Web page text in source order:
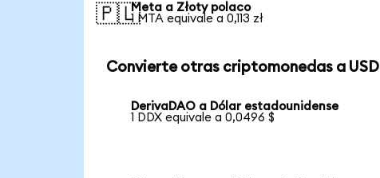
🇵🇱Meta a Złoty polaco
1 MTA equivale a 0,113 zł
Convierte otras criptomonedas a USD
DerivaDAO a Dólar estadounidense
1 DDX equivale a 0,0496 $